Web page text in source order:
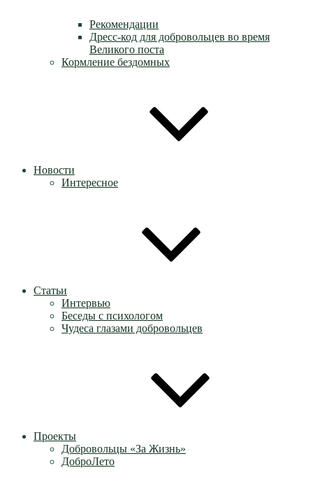
Рекомендации
Дресс-код для добровольцев во время
Великого поста
Кормление бездомных
Новости
Интересное
Статьи
Интервью
Беседы с психологом
Чудеса глазами добровольцев
Проекты
Добровольцы «За Жизнь»
ДоброЛето